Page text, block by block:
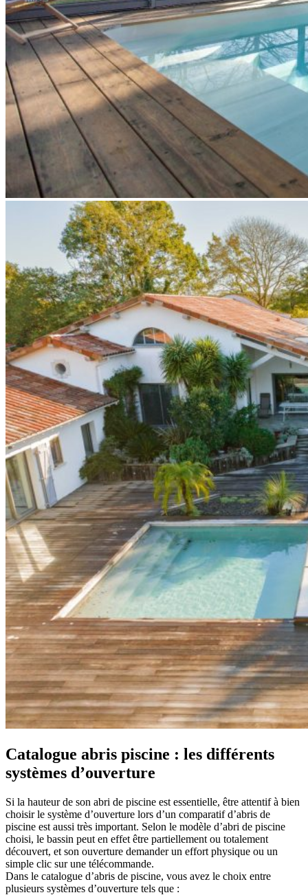
Catalogue abris piscine : les différents
systèmes d’ouverture
Si la hauteur de son abri de piscine est essentielle, être attentif à bien
choisir le système d’ouverture lors d’un comparatif d’abris de
piscine est aussi très important. Selon le modèle d’abri de piscine
choisi, le bassin peut en effet être partiellement ou totalement
découvert, et son ouverture demander un effort physique ou un
simple clic sur une télécommande.
Dans le catalogue d’abris de piscine, vous avez le choix entre
plusieurs systèmes d’ouverture tels que :